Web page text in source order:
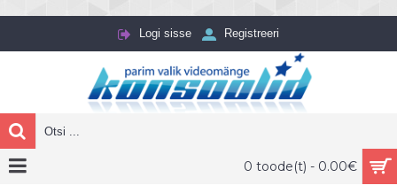
Logi sisse Registreeri
0 toode(t) - 0.00€